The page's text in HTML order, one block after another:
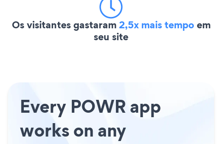
Os visitantes gastaram2,5x mais tempoem
seu site
Every POWR app
works on any